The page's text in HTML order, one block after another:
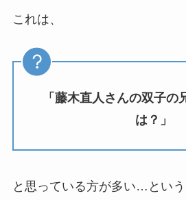
これは、
「藤木直人さんの双子の
は？」
と思っている方が多い…という